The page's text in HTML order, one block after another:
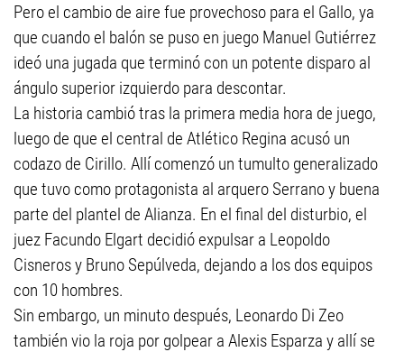
Pero el cambio de aire fue provechoso para el Gallo, ya
que cuando el balón se puso en juego Manuel Gutiérrez
ideó una jugada que terminó con un potente disparo al
ángulo superior izquierdo para descontar.
La historia cambió tras la primera media hora de juego,
luego de que el central de Atlético Regina acusó un
codazo de Cirillo. Allí comenzó un tumulto generalizado
que tuvo como protagonista al arquero Serrano y buena
parte del plantel de Alianza. En el final del disturbio, el
juez Facundo Elgart decidió expulsar a Leopoldo
Cisneros y Bruno Sepúlveda, dejando a los dos equipos
con 10 hombres.
Sin embargo, un minuto después, Leonardo Di Zeo
también vio la roja por golpear a Alexis Esparza y allí se